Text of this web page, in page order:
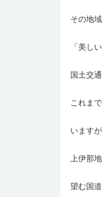
その地
「美し
国土交
これま
います
上伊那
望む国